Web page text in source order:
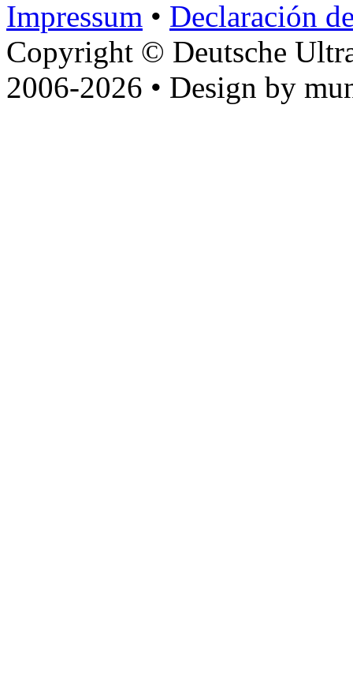
Impressum • Declaración
Copyright © Deutsche
2006-2026 • Design by